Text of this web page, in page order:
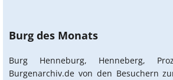
Burg des Monats
Burg Henneburg, Henneberg,
Burgenarchiv.de von den Besuchern